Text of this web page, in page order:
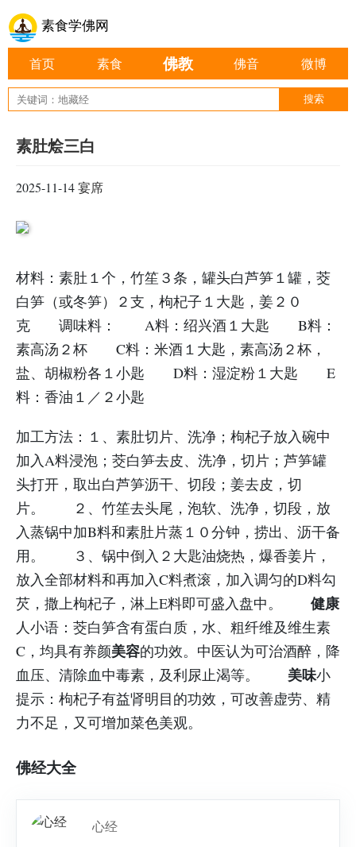
素食学佛网
首页 素食 佛教 佛音 微博
素肚烩三白
2025-11-14宴席
材料： 素肚１个，竹笙３条，罐头白芦笋１罐，茭
白笋（或冬笋）２支，枸杞子１大匙，姜２０
克 调味料： A料：绍兴酒１大匙 B料：
素高汤２杯 C料：米酒１大匙，素高汤２杯，
盐、胡椒粉各１小匙 D料：湿淀粉１大匙 E
料：香油１／２小匙
加工方法： １、素肚切片、洗净；枸杞子放入碗中
加入A料浸泡；茭白笋去皮、洗净，切片；芦笋罐
头打开，取出白芦笋沥干、切段；姜去皮，切
片。 ２、竹笙去头尾，泡软、洗净，切段，放
入蒸锅中加B料和素肚片蒸１０分钟，捞出、沥干备
用。 ３、锅中倒入２大匙油烧热，爆香姜片，
放入全部材料和再加入C料煮滚，加入调匀的D料勾
芡，撒上枸杞子，淋上E料即可盛入盘中。 健康
人小语：茭白笋含有蛋白质，水、粗纤维及维生素
C，均具有养颜美容的功效。中医认为可治酒醉，降
血压、清除血中毒素，及利尿止渴等。 美味小
提示：枸杞子有益肾明目的功效，可改善虚劳、精
力不足，又可增加菜色美观。
佛经大全
心经